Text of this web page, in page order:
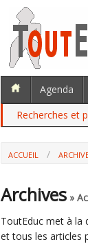
Agenda
Recherches et
ACCUEIL
Archives »
ToutEduc met à la
et tous les articles